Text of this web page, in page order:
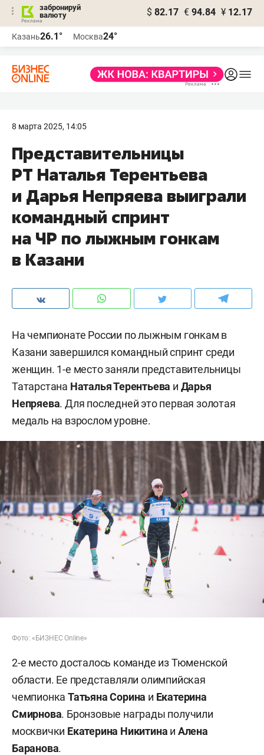
забронируй
валюту
$ 82.17 € 94.84 ¥ 12.17
Казань26.1° Москва24°
8 марта 2025, 14:05
Представительницы
РТ Наталья Терентьева
и Дарья Непряева выиграли
командный спринт
на ЧР по лыжным гонкам
в Казани
На чемпионате России по лыжным гонкам в
Казани завершился командный спринт среди
женщин. 1-е место заняли представительницы
Татарстана Наталья Терентьева и Дарья
Непряева. Для последней это первая золотая
медаль на взрослом уровне.
Фото: «БИЗНЕС Online»
2-е место досталось команде из Тюменской
области. Ее представляли олимпийская
чемпионкаТатьяна Сорина и Екатерина
Смирнова. Бронзовые награды получили
москвички Екатерина Никитина и Алена
Баранова.